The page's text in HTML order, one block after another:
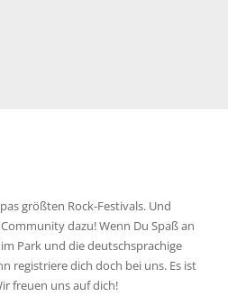
größten Rock-Festivals. Und
dazu! Wenn Du Spaß an
Park und die deutschsprachige
registriere dich doch bei uns. Es ist
freuen uns auf dich!